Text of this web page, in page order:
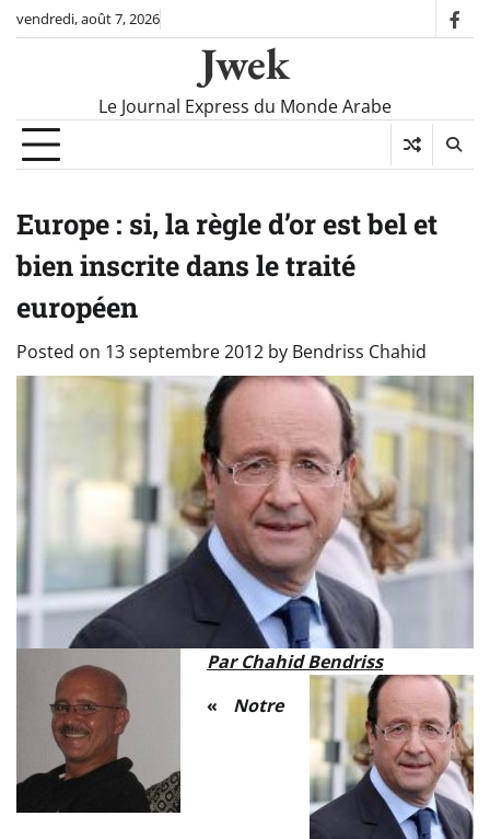
Skipvendredi, août 7, 2026
Jwek
Le Journal Express du Monde Arabe
Europe : si, la règle d’or est bel et
bien inscrite dans le traité
européen
Posted on 13 septembre 2012 by Bendriss Chahid
Par Chahid Bendriss
« Notre